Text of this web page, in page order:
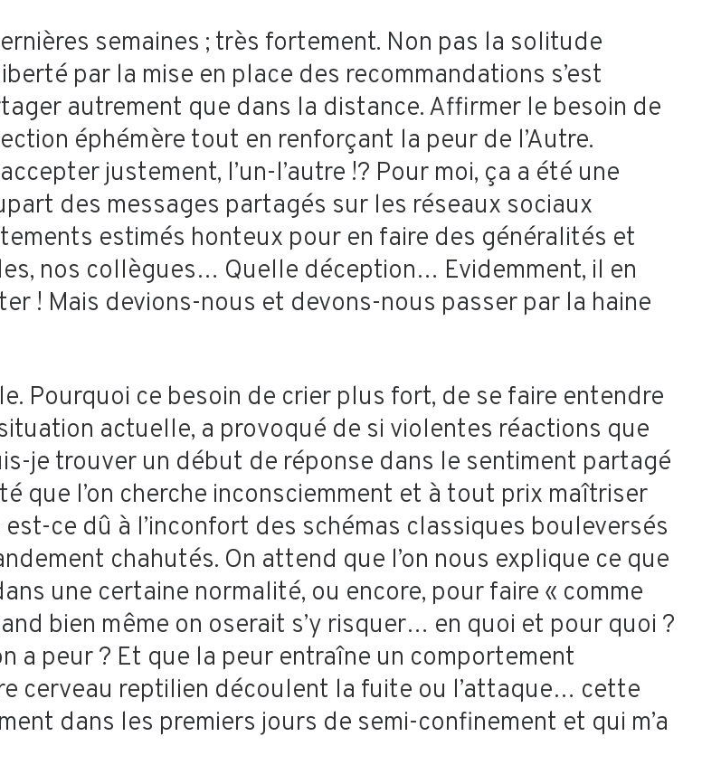
semaines ; très fortement. Non pas la solitude
par la mise en place des recommandations s’est
autrement que dans la distance. Affirmer le besoin de
éphémère tout en renforçant la peur de l’Autre.
justement, l’un-l’autre !? Pour moi, ça a été une
des messages partagés sur les réseaux sociaux
estimés honteux pour en faire des généralités et
nos collègues… Quelle déception… Evidemment, il en
! Mais devions-nous et devons-nous passer par la haine
Pourquoi ce besoin de crier plus fort, de se faire entendre
actuelle, a provoqué de si violentes réactions que
je trouver un début de réponse dans le sentiment partagé
que l’on cherche inconsciemment et à tout prix maîtriser
ce dû à l’inconfort des schémas classiques bouleversés
chahutés. On attend que l’on nous explique ce que
une certaine normalité, ou encore, pour faire « comme
bien même on oserait s’y risquer… en quoi et pour quoi ?
a peur ? Et que la peur entraîne un comportement
cerveau reptilien découlent la fuite ou l’attaque… cette
dans les premiers jours de semi-confinement et qui m’a